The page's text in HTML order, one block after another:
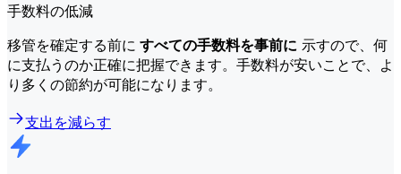
手数料の低減
移管を確定する前に すべての手数料を事前に 示すので、何
に支払うのか正確に把握できます。手数料が安いことで、よ
り多くの節約が可能になります。
支出を減らす